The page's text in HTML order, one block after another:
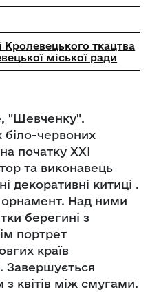
Кролевецького ткацтва
міської ради
"Шевченку".
біло-червоних
початку ХХІ
та виконавець
декоративні китиці .
Над ними
берегині з
портрет
країв
Завершується
квітів між смугами.